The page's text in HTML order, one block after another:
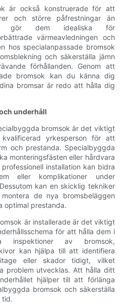
är också konstruerade för att
och större påfrestningar än
gör dem idealiska för
värmeavledningen och
hos specialanpassade bromsok
och säkerställa jämn
förhållanden. Genom att
bromsok kan du känna dig
bromsar är redo att hålla dig
underhåll
bromsok är det viktigt
yrkesperson för att
och prestanda. Specialbyggda
monteringsfästen eller hårdvara
installation kan bidra
eller komplikationer under
kan en skicklig tekniker
de nya bromsbeläggen
optimal prestanda.
är installerade är det viktigt
för att hålla dem i
inspektioner av bromsok,
kan hjälpa till att identifiera
eller skador tidigt, vilket
problem utvecklas. Att hålla ditt
hjälper till att förlänga
bromsok och säkerställa
tid.